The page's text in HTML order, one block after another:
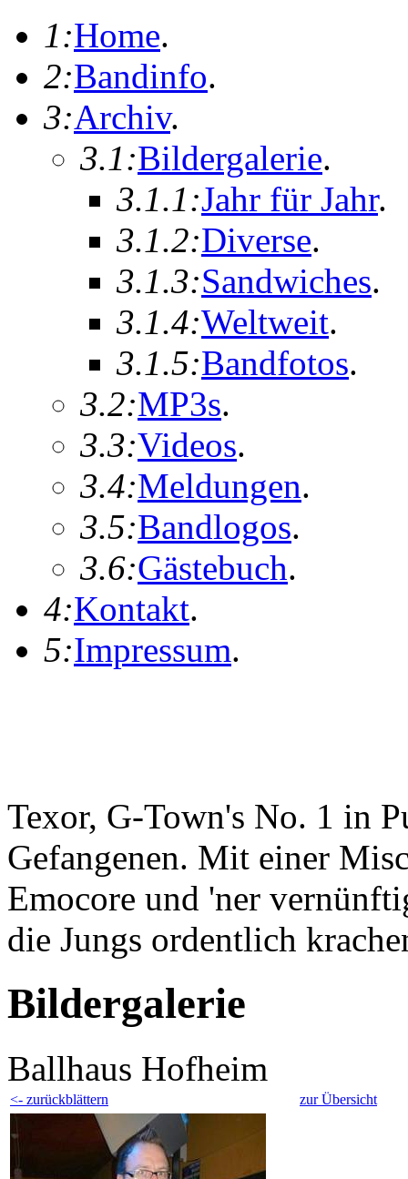
1:Home.
2:Bandinfo.
3:Archiv.
3.1:Bildergalerie.
3.1.1:Jahr für Jahr.
3.1.2:Diverse.
3.1.3:Sandwiches.
3.1.4:Weltweit.
3.1.5:Bandfotos.
3.2:MP3s.
3.3:Videos.
3.4:Meldungen.
3.5:Bandlogos.
3.6:Gästebuch.
4:Kontakt.
5:Impressum.
Texor, G-Town's No. 1 in
Gefangenen. Mit einer
Emocore und 'ner
die Jungs ordentlich
Bildergalerie
Ballhaus Hofheim
<- zurückblättern zur Übersicht